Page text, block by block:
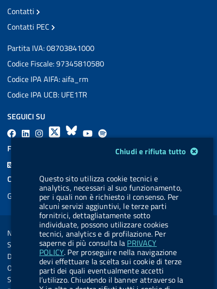
Chiudi e rifiuta tutto
Questo sito utilizza cookie tecnici e
analytics, necessari al suo funzionamento,
per i quali non è richiesto il consenso. Per
alcuni servizi aggiuntivi, le terze parti
fornitrici, dettagliatamente sotto
individuate, possono utilizzare cookies
tecnici, analytics e di profilazione. Per
saperne di più consulta la PRIVACY
POLICY. Per proseguire nella navigazione
devi effettuare la scelta sui cookie di terze
parti dei quali eventualmente accetti
l’utilizzo. Chiudendo il banner attraverso la
Contatti
Contatti PEC
Partita IVA: 08703841000
Codice Fiscale: 97345810580
Codice IPA AIFA: aifa_rm
Codice IPA UCB: UFE1TR
SEGUICI SU
F
L
l
.
b
u
t
t
o
n
X
B
s
k
y
Y
u
b
e
l
l
.
b
u
t
t
o
n
FEED RSS
COOKIES
Gestione cookie
Sezione Link Utili
Note legali
Social Media Policy
Dichiarazione di accessibilità
Obiettivi di accessibilità
Statistiche sito